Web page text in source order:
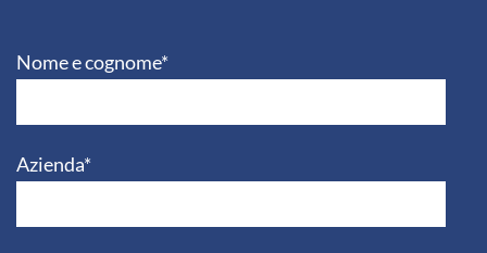
Nome e cognome*
Azienda*